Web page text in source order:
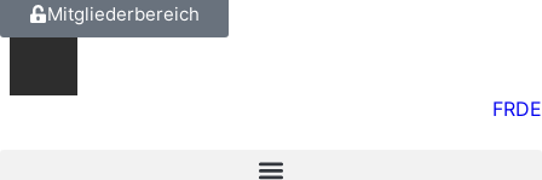
Mitgliederbereich
FRDE